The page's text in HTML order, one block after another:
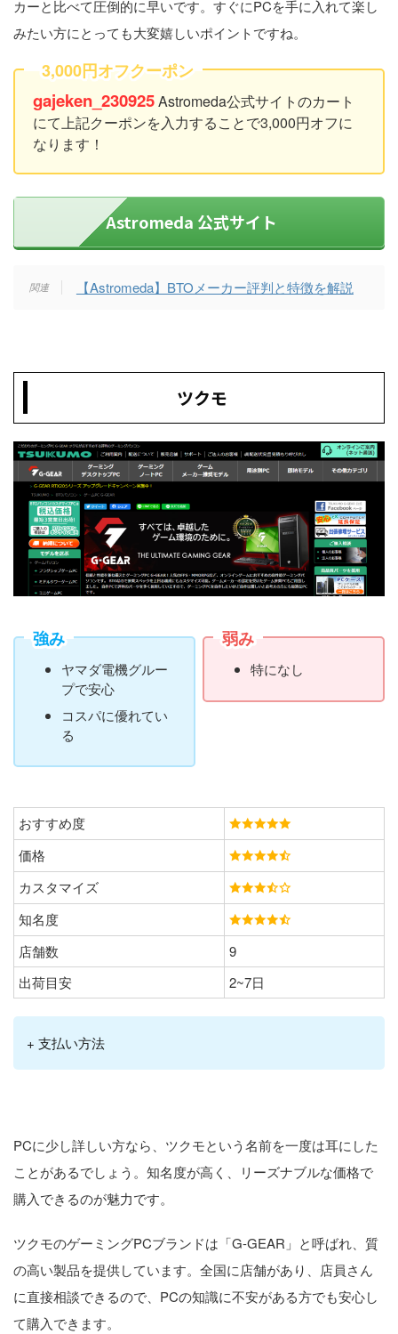
カーと比べて圧倒的に早いです。すぐにPCを手に入れて楽し
みたい方にとっても大変嬉しいポイントですね。
3,000円オフクーポン
gajeken_230925Astromeda公式サイトのカート
にて上記クーポンを入力することで3,000円オフに
なります！
Astromeda 公式サイト
【Astromeda】BTOメーカー評判と特徴を解説
ツクモ
強み
ヤマダ電機グルー
プで安心
コスパに優れてい
る
弱み
特になし
おすすめ度
価格
カスタマイズ
知名度
店舗数
9
出荷目安
2~7日
+ 支払い方法
PCに少し詳しい方なら、ツクモという名前を一度は耳にした
ことがあるでしょう。知名度が高く、リーズナブルな価格で
購入できるのが魅力です。
ツクモのゲーミングPCブランドは「G-GEAR」と呼ばれ、質
の高い製品を提供しています。全国に店舗があり、店員さん
に直接相談できるので、PCの知識に不安がある方でも安心し
て購入できます。